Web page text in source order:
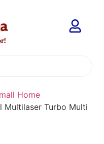
Home
Multilaser Turbo Multi